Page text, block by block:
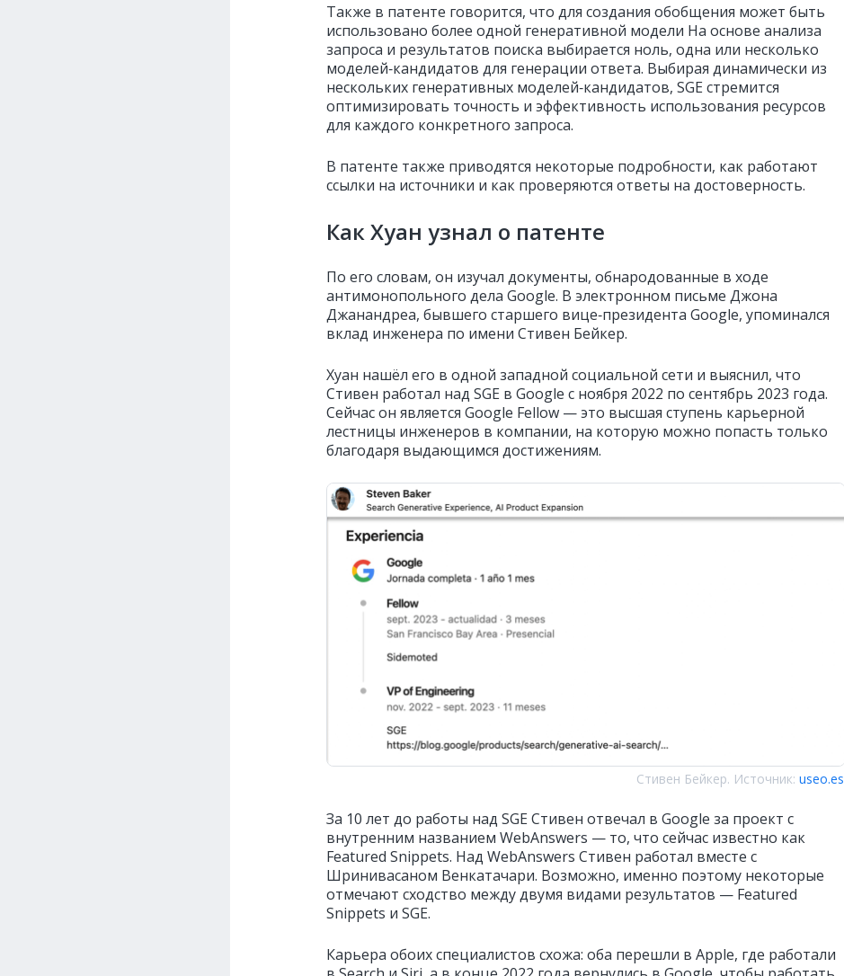
Также в патенте говорится, что для создания обобщения может быть
использовано более одной генеративной модели На основе анализа
запроса и результатов поиска выбирается ноль, одна или несколько
моделей‑кандидатов для генерации ответа. Выбирая динамически из
нескольких генеративных моделей‑кандидатов, SGE стремится
оптимизировать точность и эффективность использования ресурсов
для каждого конкретного запроса.
В патенте также приводятся некоторые подробности, как работают
ссылки на источники и как проверяются ответы на достоверность.
Как Хуан узнал о патенте
По его словам, он изучал документы, обнародованные в ходе
антимонопольного дела Google. В электронном письме Джона
Джанандреа, бывшего старшего вице‑президента Google, упоминался
вклад инженера по имени Стивен Бейкер.
Хуан нашёл его в одной западной социальной сети и выяснил, что
Стивен работал над SGE в Google с ноября 2022 по сентябрь 2023 года.
Сейчас он является Google Fellow — это высшая ступень карьерной
лестницы инженеров в компании, на которую можно попасть только
благодаря выдающимся достижениям.
Стивен Бейкер. Источник: useo.es
За 10 лет до работы над SGE Стивен отвечал в Google за проект с
внутренним названием WebAnswers — то, что сейчас известно как
Featured Snippets. Над WebAnswers Стивен работал вместе с
Шринивасаном Венкатачари. Возможно, именно поэтому некоторые
отмечают сходство между двумя видами результатов — Featured
Snippets и SGE.
Карьера обоих специалистов схожа: оба перешли в Apple, где работали